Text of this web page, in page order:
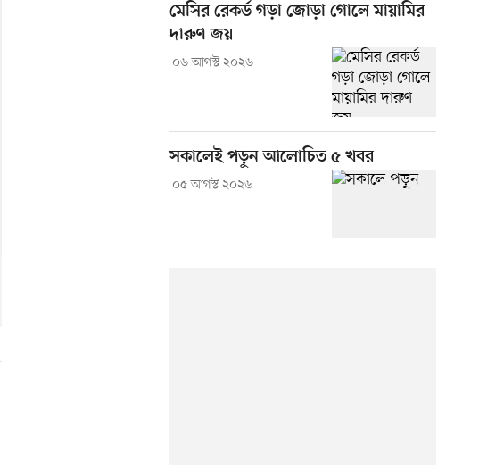
মেসির রেকর্ড গড়া জোড়া গোলে মায়ামির
দারুণ জয়
০৬ আগস্ট ২০২৬
সকালেই পড়ুন আলোচিত ৫ খবর
০৫ আগস্ট ২০২৬